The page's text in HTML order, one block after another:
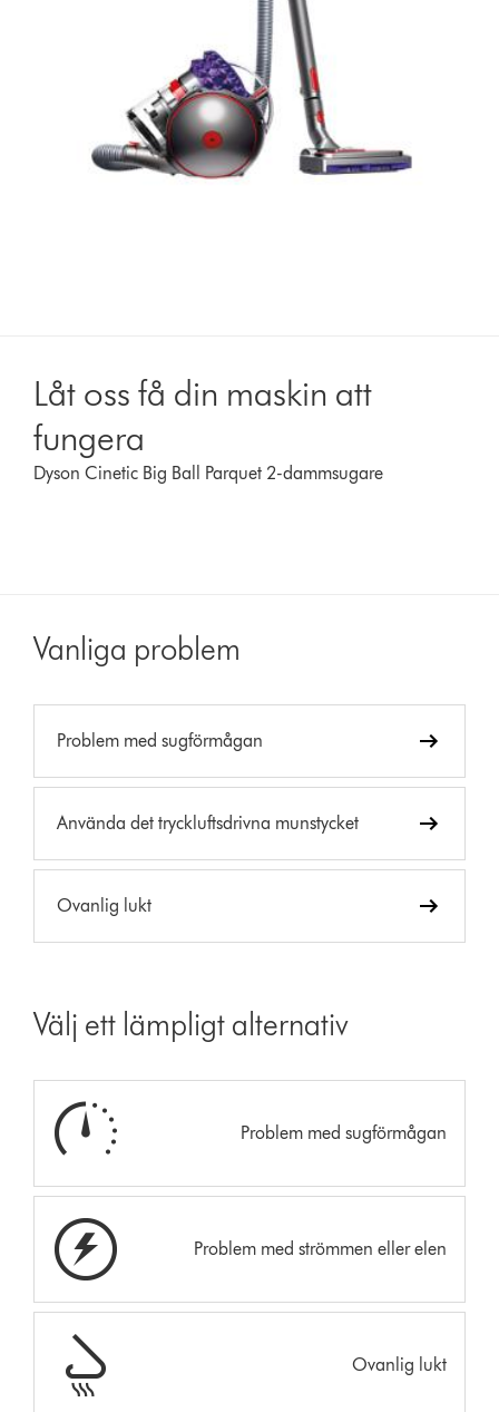
Låt oss få din maskin att
fungera
Dyson Cinetic Big Ball Parquet 2-dammsugare
Vanliga problem
Problem med sugförmågan
Använda det tryckluftsdrivna munstycket
Ovanlig lukt
Välj ett lämpligt alternativ
Problem med sugförmågan
Problem med strömmen eller elen
Ovanlig lukt